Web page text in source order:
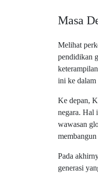
Masa
Melihat
pendidikan
ini ke
Ke depan,
negara. Hal
wawasan
Pada
generasi